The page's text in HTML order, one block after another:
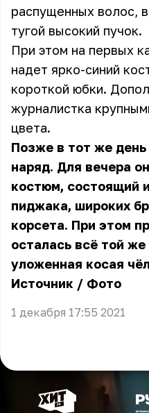
распущенных волос,
тугой высокий пучок.
При этом на первых
надет ярко-синий
короткой юбки.
журналистка
цвета.
Позже в тот же
наряд. Для вечера
костюм, состоящий
пиджака, широких
корсета. При этом
осталась всё той же
уложенная косая
Источник / Фото
1 декабря 17:55 2021